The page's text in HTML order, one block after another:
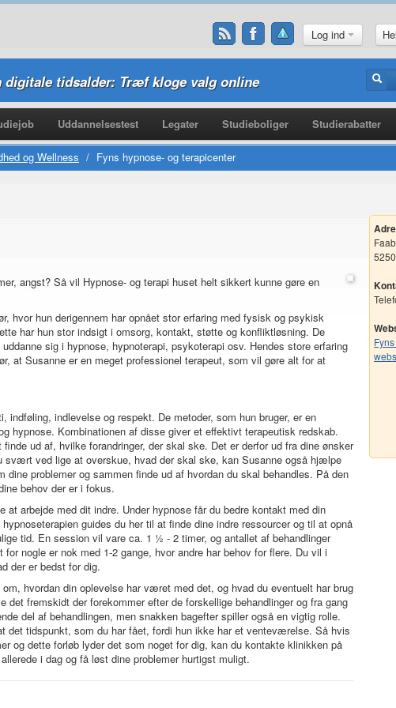
Log ind
digitale tidsalder: Træf kloge valg online
Uddannelsestest Legater Studieboliger Studierabatter
og Wellness / Fyns hypnose- og terapicenter
angst? Så vil Hypnose- og terapi huset helt sikkert kunne gøre en
hvor hun derigennem har opnået stor erfaring med fysisk og psykisk
har hun stor indsigt i omsorg, kontakt, støtte og konfliktløsning. De
sig i hypnose, hypnoterapi, psykoterapi osv. Hendes store erfaring
at Susanne er en meget professionel terapeut, som vil gøre alt for at
indføling, indlevelse og respekt. De metoder, som hun bruger, er en
hypnose. Kombinationen af disse giver et effektivt terapeutisk redskab.
ud af, hvilke forandringer, der skal ske. Det er derfor ud fra dine ønsker
svært ved lige at overskue, hvad der skal ske, kan Susanne også hjælpe
problemer og sammen finde ud af hvordan du skal behandles. På den
behov der er i fokus.
at arbejde med dit indre. Under hypnose får du bedre kontakt med din
guides du her til at finde dine indre ressourcer og til at opnå
tid. En session vil vare ca. 1 ½ - 2 timer, og antallet af behandlinger
nogle er nok med 1-2 gange, hvor andre har behov for flere. Du vil i
der er bedst for dig.
hvordan din oplevelse har været med det, og hvad du eventuelt har brug
det fremskidt der forekommer efter de forskellige behandlinger og fra gang
del af behandlingen, men snakken bagefter spiller også en vigtig rolle.
det tidspunkt, som du har fået, fordi hun ikke har et venteværelse. Så hvis
og dette forløb lyder det som noget for dig, kan du kontakte klinikken på
i dag og få løst dine problemer hurtigst muligt.